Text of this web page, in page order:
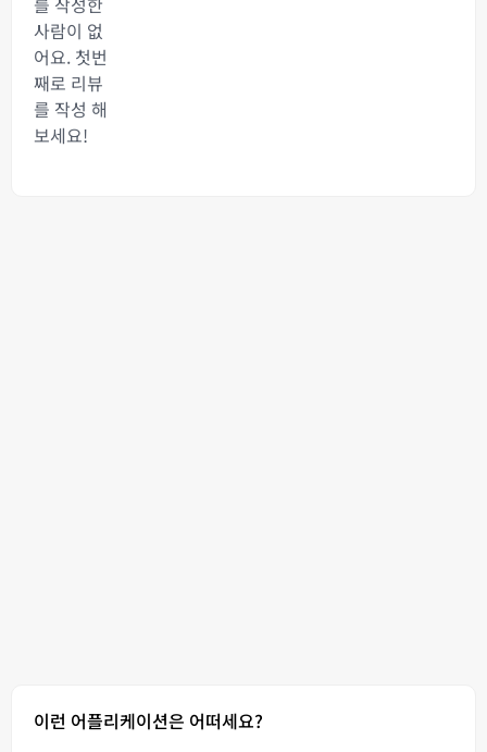
사람이 없
어요. 첫번
째로 리뷰
를 작성 해
보세요!
이런 어플리케이션은 어떠세요?